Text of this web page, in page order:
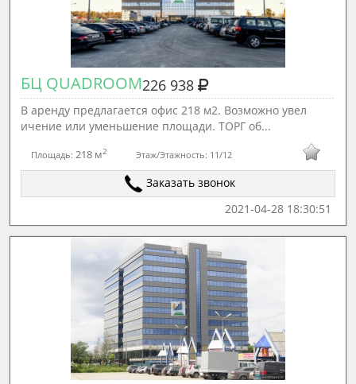
БЦ QUADROOM226 938
В аренду предлагается офис 218 м2. Возможно увел
ичение или уменьшение площади. ТОРГ об...
Площадь: 218 м2 Этаж/Этажность: 11/12
Заказать звонок
2021-04-28 18:30:51